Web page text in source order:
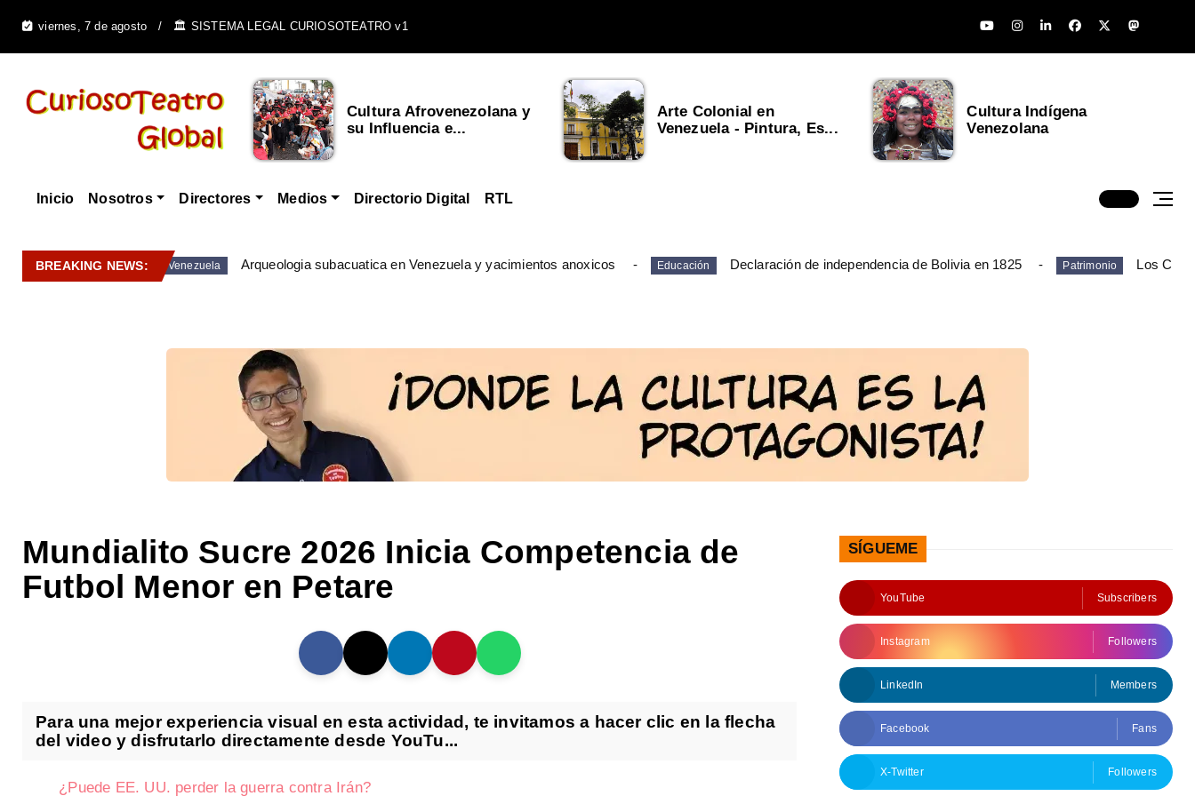
viernes, 7 de agosto 🏛️ SISTEMA LEGAL CURIOSOTEATRO v1
Cultura Afrovenezolana y
su Influencia e...
Arte Colonial en
Venezuela - Pintura, Es...
Cultura Indígena
Venezolana
Inicio Nosotros Directores Medios Directorio Digital RTL
BREAKING NEWS: Venezuela Arqueologia subacuatica en Venezuela y yacimientos anoxicos Educación Declaración de independencia de Bolivia en 1825 Patrimonio Los
Mundialito Sucre 2026 Inicia Competencia de
Futbol Menor en Petare
Para una mejor experiencia visual en esta actividad, te invitamos a hacer clic en la flecha
del video y disfrutarlo directamente desde YouTu...
¿Puede EE. UU. perder la guerra contra Irán?
SÍGUEME
YouTube Subscribers
Instagram Followers
LinkedIn Members
Facebook Fans
X-Twitter Followers